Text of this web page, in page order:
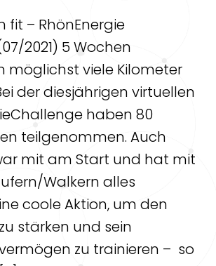
fit – RhönEnergie
2021) 5 Wochen
möglichst viele Kilometer
der diesjährigen virtuellen
haben 80
teilgenommen. Auch
mit am Start und hat mit
Walkern alles
coole Aktion, um den
stärken und sein
zu trainieren – so